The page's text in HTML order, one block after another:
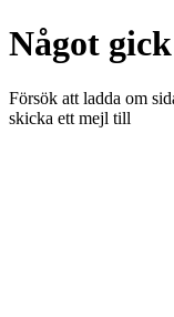
Något
Försök att ladda om
skicka ett mejl till